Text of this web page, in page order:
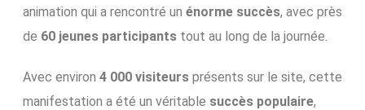
animation qui a rencontré un énorme succès, avec près
de 60 jeunes participantstout au long de la journée.
Avec environ 4 000 visiteursprésents sur le site, cette
manifestation a été un véritable succès populaire,